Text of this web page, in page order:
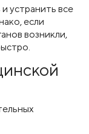
устранить все
если
возникли,